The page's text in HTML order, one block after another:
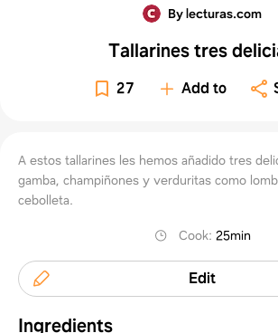
By lecturas.com
Tallarines tres
27 Add to
A estos tallarines les hemos añadido tres
gamba, champiñones y verduritas como
cebolleta.
Cook: 25min
Edit
Ingredients